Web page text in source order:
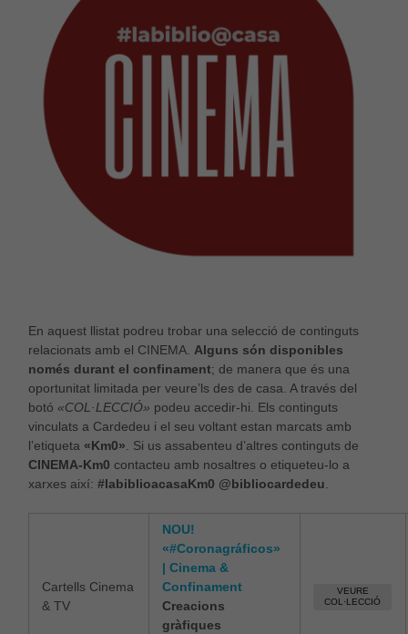
En aquest llistat podreu trobar una selecció de continguts
relacionats amb el CINEMA. Alguns són disponibles
només durant el confinament; de manera que és una
oportunitat limitada per veure’ls des de casa. A través del
botó «COL·LECCIÓ» podeu accedir-hi. Els continguts
vinculats a Cardedeu i el seu voltant estan marcats amb
l’etiqueta «Km0» . Si us assabenteu d’altres continguts de
CINEMA-Km0 contacteu amb nosaltres o etiqueteu-lo a
xarxes així: #labiblioacasaKm0 @bibliocardedeu
Cartells Cinema
& TV
NOU!
«#Coronagráficos»
| Cinema &
Confinament
Creacions
gràfiques
VEURE
COL·LECCIÓ